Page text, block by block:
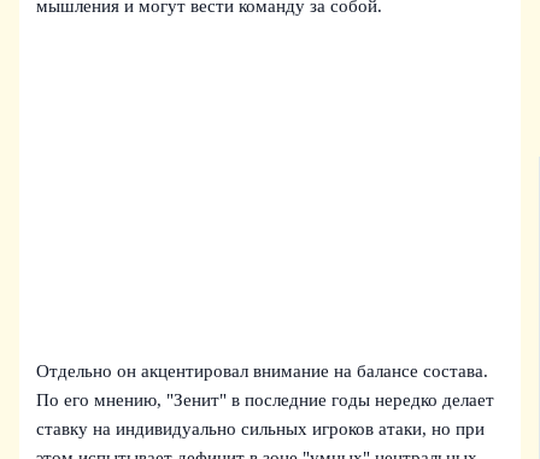
мышления и могут вести команду за собой.
Отдельно он акцентировал внимание на балансе состава.
По его мнению, "Зенит" в последние годы нередко делает
ставку на индивидуально сильных игроков атаки, но при